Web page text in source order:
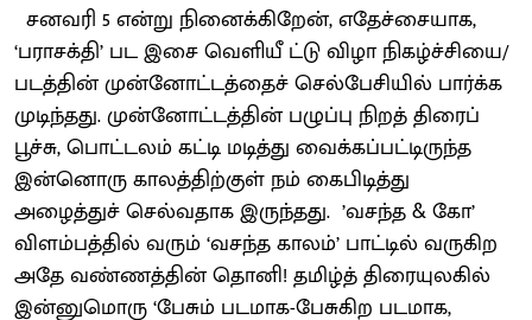
சனவரி 5 என்று நினைக்கிறேன், எதேச்சையாக,
‘பராசக்தி’ பட இசை வெளியீ ட்டு விழா நிகழ்ச்சியை/
படத்தின் முன்னோட்டத்தைச் செல்பேசியில் பார்க்க
முடிந்தது. முன்னோட்டத்தின் பழுப்பு நிறத் திரைப்
பூச்சு, பொட்டலம் கட்டி மடித்து வைக்கப்பட்டிருந்த
இன்னொரு காலத்திற்குள் நம் கைபிடித்து
அழைத்துச் செல்வதாக இருந்தது. ’வசந்த & கோ’
விளம்பத்தில் வரும் ‘வசந்த காலம்’ பாட்டில் வருகிற
அதே வண்ணத்தின் தொனி! தமிழ்த் திரையுலகில்
இன்னுமொரு ‘பேசும் படமாக-பேசுகிற படமாக,